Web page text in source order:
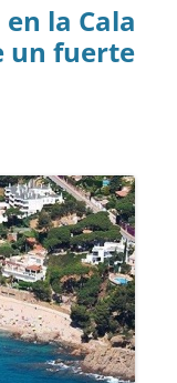
la Cala
un fuerte